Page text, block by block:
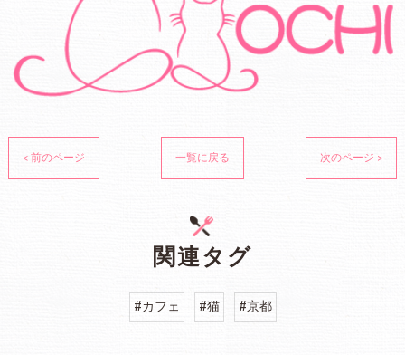
< 前のページ 一覧に戻る 次のページ >
関連タグ
#カフェ #猫 #京都